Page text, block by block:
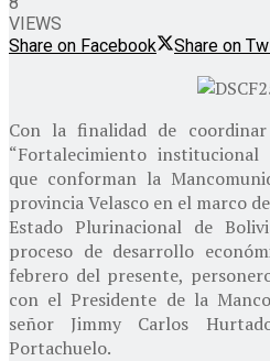
VIEWS
Share on Facebook
Share on
Con la finalidad de
“Fortalecimiento institucional
que conforman la
provincia Velasco en el marco
Estado Plurinacional de
proceso de desarrollo
febrero del presente,
con el Presidente de la
señor Jimmy Carlos
Portachuelo.